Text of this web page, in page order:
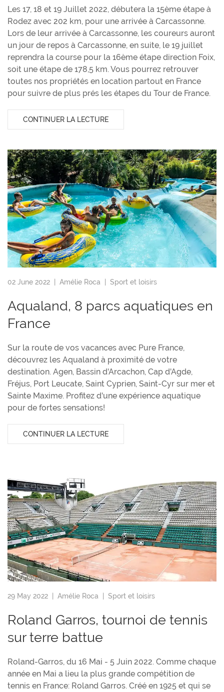
Les 17, 18 et 19 Juillet 2022, débutera la 15ème étape à
Rodez avec 202 km, pour une arrivée à Carcassonne.
Lors de leur arrivée à Carcassonne, les coureurs auront
un jour de repos à Carcassonne, en suite, le 19 juillet
reprendra la course pour la 16ème étape direction Foix,
soit une étape de 178,5 km. Vous pourrez retrouver
toutes nos propriétés en location partout en France
pour suivre de plus prés les étapes du Tour de France.
CONTINUER LA LECTURE
02 June 2022 | Amélie Roca | Sport et loisirs
Aqualand, 8 parcs aquatiques en
France
Sur la route de vos vacances avec Pure France,
découvrez les Aqualand à proximité de votre
destination. Agen, Bassin d'Arcachon, Cap d'Agde,
Fréjus, Port Leucate, Saint Cyprien, Saint-Cyr sur mer et
Sainte Maxime. Profitez d'une expérience aquatique
pour de fortes sensations!
CONTINUER LA LECTURE
29 May 2022 | Amélie Roca Sport et loisirs
Roland Garros, tournoi de tennis
sur terre battue
Roland-Garros, du 16 Mai - 5 Juin 2022. Comme chaque
année en Mai a lieu la plus grande compétition de
tennis en France: Roland Garros. Créé en 1925 et qui se